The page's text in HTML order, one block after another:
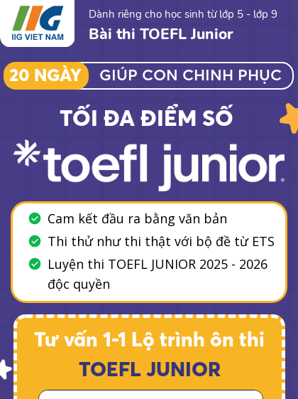
Dành riêng cho học sinh từ lớp 5 - lớp 9
Bài thi TOEFL Junior
Tư vấn 1-1 Lộ trình ôn thi
TOEFL JUNIOR
TỐI ĐA ĐIỂM SỐ
Cam kết đầu ra bằng văn bản
Thi thử như thi thật với bộ đề từ ETS
Luyện thi TOEFL JUNIOR 2025 - 2026
độc quyền
GIÚP CON CHINH PHỤC
20 NGÀY